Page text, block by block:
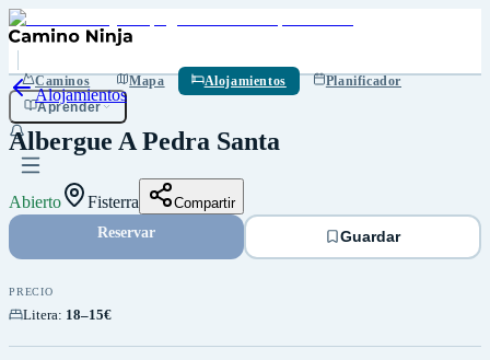
Caminos Mapa Alojamientos
Planificador
Aprender
Alojamientos
Albergue A Pedra Santa
Abierto Fisterra Compartir
Reservar Guardar
PRECIO
Litera: 18–15€